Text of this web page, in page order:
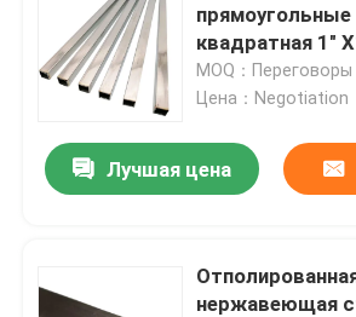
прокладка нержавеющей стали
Прокладка легированной стали
прямоугольные
квадратная 1"
304
MOQ：Переговоры
Цена：Negotiation
Лучшая цена
нержавеющая